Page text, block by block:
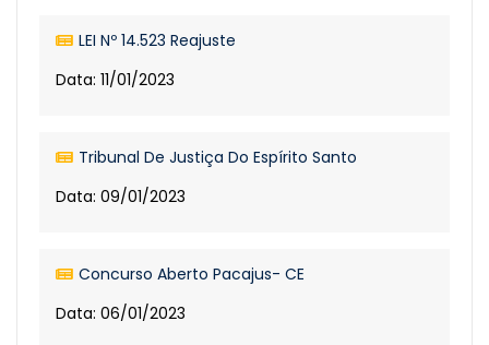
LEI Nº 14.523 Reajuste
Data: 11/01/2023
Tribunal De Justiça Do Espírito Santo
Data: 09/01/2023
Concurso Aberto Pacajus- CE
Data: 06/01/2023